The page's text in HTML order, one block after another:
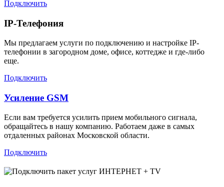
Подключить
IP-Телефония
Мы предлагаем услуги по подключению и настройке IP-
телефонии в загородном доме, офисе, коттедже и где-либо
еще.
Подключить
Усиление GSM
Если вам требуется усилить прием мобильного сигнала,
обращайтесь в нашу компанию. Работаем даже в самых
отдаленных районах Московской области.
Подключить